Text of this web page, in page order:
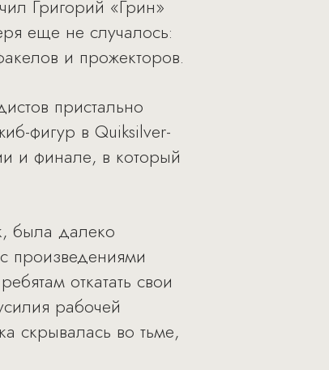
Григорий «Грин»
еще не случалось:
и прожекторов.
пристально
фигур в Quiksilver-
и финале, в который
была далеко
произведениями
откатать свои
рабочей
скрывалась во тьме,